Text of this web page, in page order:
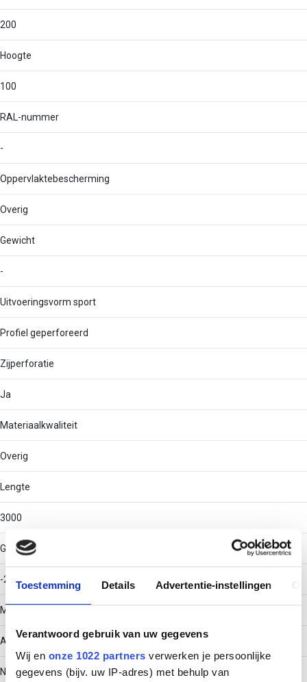
Toestemming Details Advertentie-instellingen
Verantwoord gebruik van uw gegevens
Wij en onze 1022 partners verwerken je persoonlijke
gegevens (bijv. uw IP-adres) met behulp van
200
Hoogte
100
RAL-nummer
-
Oppervlaktebescherming
Overig
Gewicht
-
Uitvoeringsvorm sport
Profiel geperforeerd
Zijperforatie
Ja
Materiaalkwaliteit
Overig
Lengte
3000
Gebruikstemperatuur
-20 - 120
Materiaal
Aluminium
Nuttige doorsnede